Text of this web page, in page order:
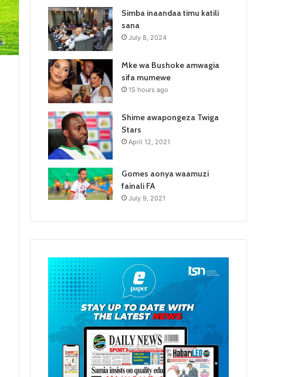
Simba inaandaa timu katili
sana
July 8, 2024
Mke wa Bushoke amwagia
sifa mumewe
15 hours ago
Shime awapongeza Twiga
Stars
April 12, 2021
Gomes aonya waamuzi
fainali FA
July 9, 2021